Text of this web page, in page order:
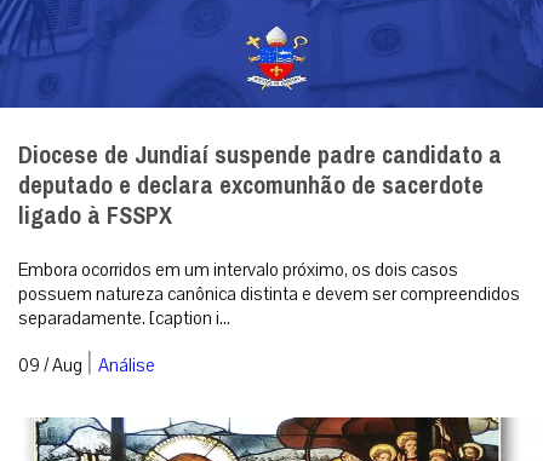
Diocese de Jundiaí suspende padre candidato a
deputado e declara excomunhão de sacerdote
ligado à FSSPX
Embora ocorridos em um intervalo próximo, os dois casos
possuem natureza canônica distinta e devem ser compreendidos
separadamente. [caption i...
09 / Aug | Análise